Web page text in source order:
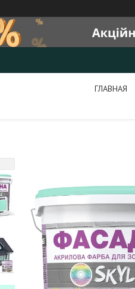
ГЛАВНАЯ